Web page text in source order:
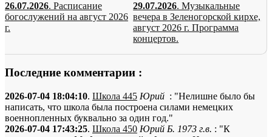
26.07.2026. Расписание
богослужений на август 2026
г.
29.07.2026. Музыкальные
вечера в Зеленогорской кирхе,
август 2026 г. Программа
концертов.
Последние комментарии :
2026-07-04 18:04:10. Школа 445 Юрий : "Нелишне было бы
написать, что школа была построена силами немецких
военнопленных буквально за один год."
2026-07-04 17:43:25. Школа 450 Юрий Б. 1973 г.в. : "К